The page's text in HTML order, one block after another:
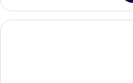
Studio
Apartment-
Non-